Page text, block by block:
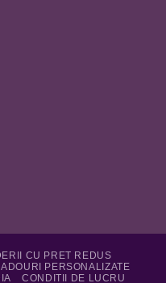
CU PRET REDUS
PERSONALIZATE
CONDITII DE LUCRU